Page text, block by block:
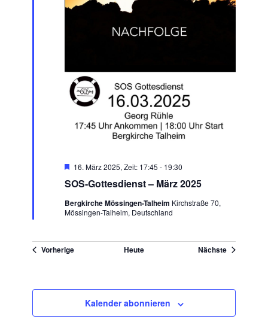
SOS-Gottesdienst – März 2025
Hervorgehoben
16. März 2025, Zeit: 17:45 - 19:30
Bergkirche Mössingen-Talheim Kirchstraße 70,
Mössingen-Talheim, Deutschland
VorherigeVeranstaltungenHeute Nächste
Kalender abonnieren